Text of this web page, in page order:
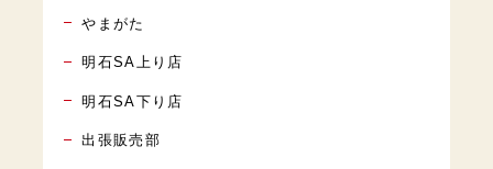
やまがた
明石SA上り店
明石SA下り店
出張販売部